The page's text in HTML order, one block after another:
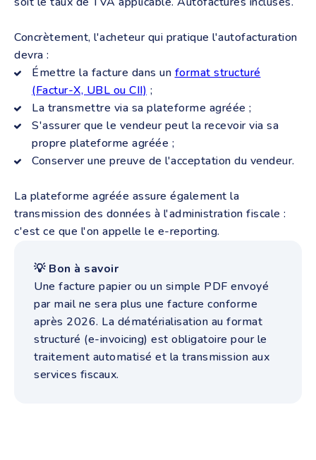
Concrètement, l'acheteur qui pratique l'autofacturation
devra :
Émettre la facture dans un format structuré
(Factur-X, UBL ou CII) ;
La transmettre via sa plateforme agréée ;
S'assurer que le vendeur peut la recevoir via sa
propre plateforme agréée ;
Conserver une preuve de l'acceptation du vendeur.
La plateforme agréée assure également la
transmission des données à l'administration fiscale :
c'est ce que l'on appelle le e-reporting.
💡 Bon à savoir
Une facture papier ou un simple PDF envoyé
par mail ne sera plus une facture conforme
après 2026. La dématérialisation au format
structuré (e-invoicing) est obligatoire pour le
traitement automatisé et la transmission aux
services fiscaux.